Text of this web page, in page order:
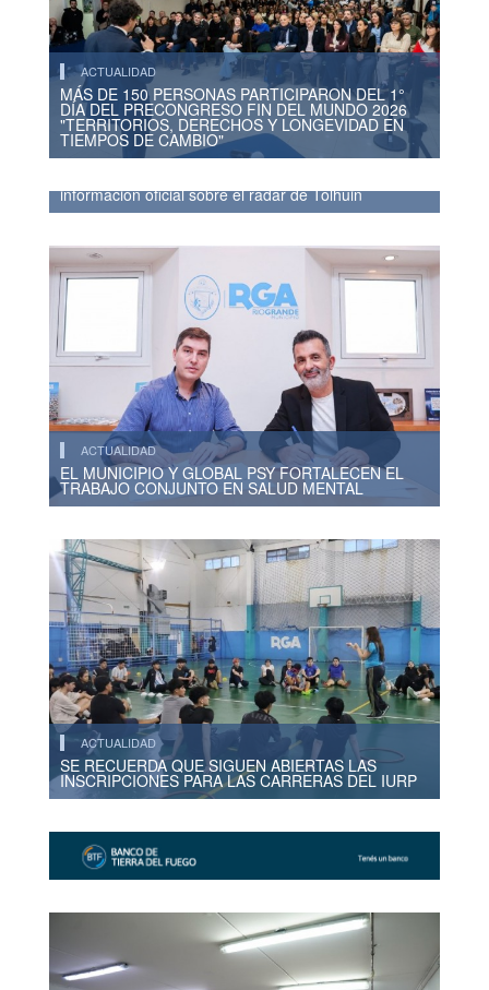
ACTUALIDAD
MÁS DE 150 PERSONAS PARTICIPARON DEL 1°
DÍA DEL PRECONGRESO FIN DEL MUNDO 2026
"TERRITORIOS, DERECHOS Y LONGEVIDAD EN
TIEMPOS DE CAMBIO"
ACTUALIDAD
información oficial sobre el radar de Tolhuin
ACTUALIDAD
EL MUNICIPIO Y GLOBAL PSY FORTALECEN EL
TRABAJO CONJUNTO EN SALUD MENTAL
ACTUALIDAD
SE RECUERDA QUE SIGUEN ABIERTAS LAS
INSCRIPCIONES PARA LAS CARRERAS DEL IURP